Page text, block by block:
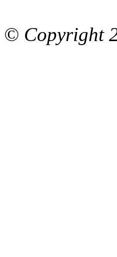
© Copyright